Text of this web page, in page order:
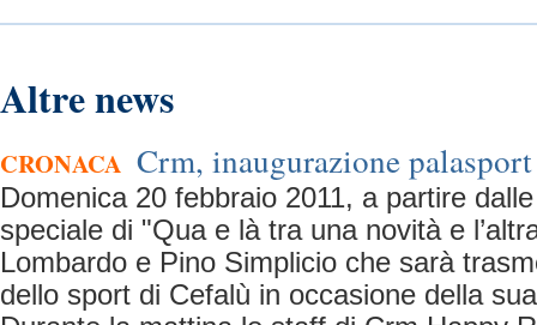
Altre news
CRONACA Crm, inaugurazione
Domenica 20 febbraio 2011, a partire
speciale di "Qua e là tra una novità e
Lombardo e Pino Simplicio che sarà
dello sport di Cefalù in occasione della